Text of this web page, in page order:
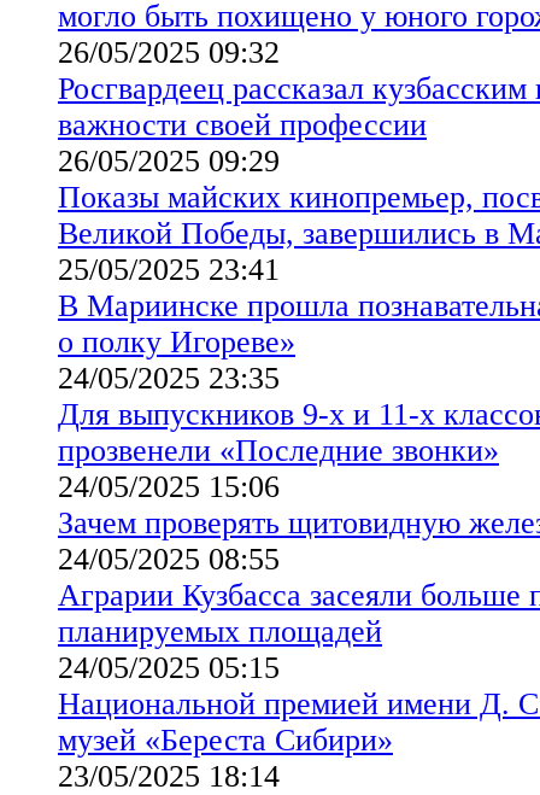
могло быть похищено у юного
26/05/2025 09:32
Росгвардеец рассказал
важности своей профессии
26/05/2025 09:29
Показы майских кинопремьер,
Великой Победы, завершились в
25/05/2025 23:41
В Мариинске прошла
о полку Игореве»
24/05/2025 23:35
Для выпускников 9-х и 11-х
прозвенели «Последние звонки»
24/05/2025 15:06
Зачем проверять щитовидную
24/05/2025 08:55
Аграрии Кузбасса засеяли больше
планируемых площадей
24/05/2025 05:15
Национальной премией имени Д.
музей «Береста Сибири»
23/05/2025 18:14